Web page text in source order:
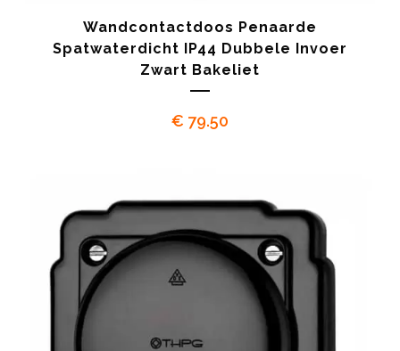
Wandcontactdoos Penaarde
Spatwaterdicht IP44 Dubbele Invoer
Zwart Bakeliet
€ 79.50